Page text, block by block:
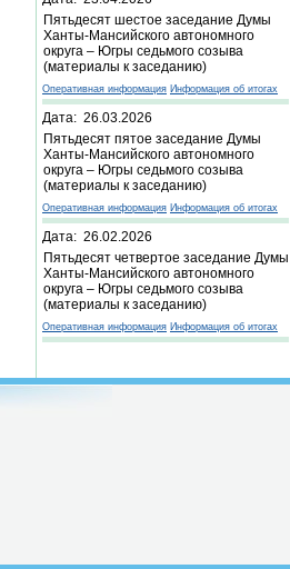
Пятьдесят шестое заседание Думы
Ханты-Мансийского автономного
округа – Югры седьмого созыва
(материалы к заседанию)
Оперативная информация Информация об итогах
Дата: 26.03.2026
Пятьдесят пятое заседание Думы
Ханты-Мансийского автономного
округа – Югры седьмого созыва
(материалы к заседанию)
Оперативная информация Информация об итогах
Дата: 26.02.2026
Пятьдесят четвертое заседание Думы
Ханты-Мансийского автономного
округа – Югры седьмого созыва
(материалы к заседанию)
Оперативная информация Информация об итогах